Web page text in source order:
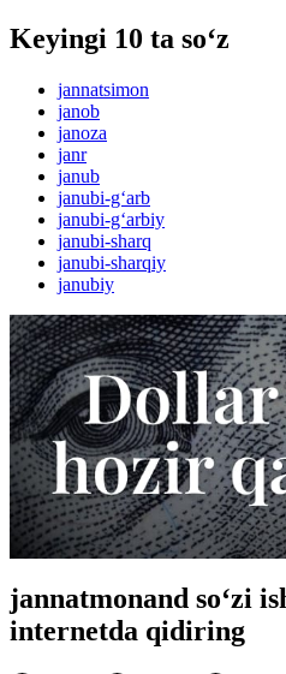
Keyingi 10 ta so‘z
jannatsimon
janob
janoza
janr
janub
janubi-g‘arb
janubi-g‘arbiy
janubi-sharq
janubi-sharqiy
janubiy
jannatmonand so‘zi
internetda qidiring